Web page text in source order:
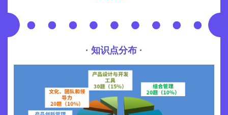
· 知识点分布 ·